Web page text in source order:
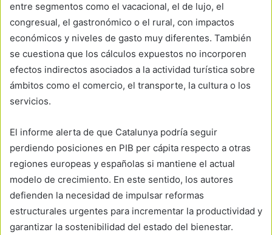
entre segmentos como el vacacional, el de lujo, el
congresual, el gastronómico o el rural, con impactos
económicos y niveles de gasto muy diferentes. También
se cuestiona que los cálculos expuestos no incorporen
efectos indirectos asociados a la actividad turística sobre
ámbitos como el comercio, el transporte, la cultura o los
servicios.
El informe alerta de que Catalunya podría seguir
perdiendo posiciones en PIB per cápita respecto a otras
regiones europeas y españolas si mantiene el actual
modelo de crecimiento. En este sentido, los autores
defienden la necesidad de impulsar reformas
estructurales urgentes para incrementar la productividad y
garantizar la sostenibilidad del estado del bienestar.